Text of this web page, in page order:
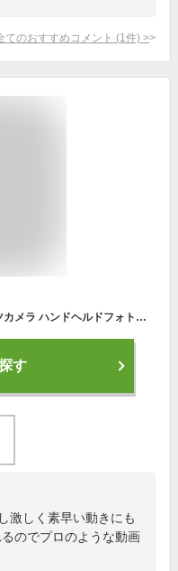
てのおすすめコメント (1 件) >
高解像度デジタルカメラ5k 屋外スポーツカメラ ハンドヘルドフォトカメラ 防振 ビデオ撮影
す
激しく素早い動きにも
のでプロのような動画